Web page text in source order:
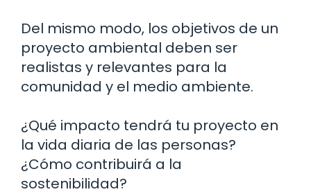
Del mismo modo, los objetivos de un
proyecto ambiental deben ser
realistas y relevantes para la
comunidad y el medio ambiente.
¿Qué impacto tendrá tu proyecto en
la vida diaria de las personas?
¿Cómo contribuirá a la
sostenibilidad?